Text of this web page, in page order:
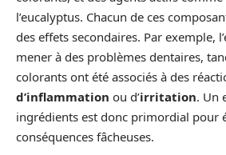
l’eucalyptus. Chacun de ces
des effets secondaires. Par exemple,
mener à des problèmes dentaires,
colorants ont été associés à des
d’inflammation ou d’irritation. Un
ingrédients est donc primordial pour
conséquences fâcheuses.